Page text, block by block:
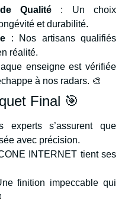
Qualité : Un choix
et durabilité.
: Nos artisans qualifiés
réalité.
enseigne est vérifiée
à nos radars. 🎨
Final 🎯
s’assurent que
avec précision.
INTERNET tient ses
finition impeccable qui